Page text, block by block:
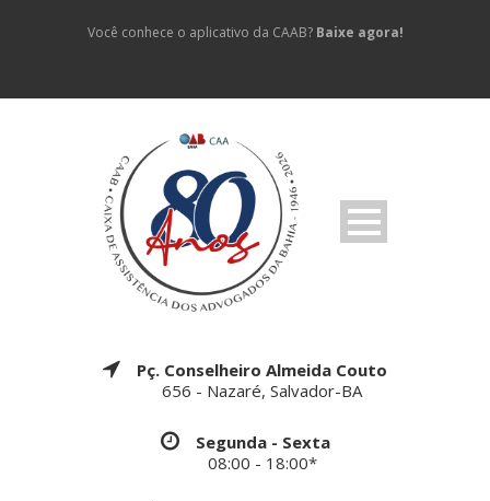
Você conhece o aplicativo da CAAB? Baixe agora!
Pç. Conselheiro Almeida Couto
656 - Nazaré, Salvador-BA
Segunda - Sexta
08:00 - 18:00*